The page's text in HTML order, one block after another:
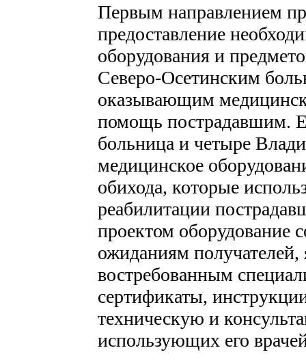
Первым направлением
предоставление
оборудования и
Северо-Осетинским
оказывающим
помощь пострадавшим.
больница и четыре
медицинское
обихода, которые
реабилитации
проектом оборудование
ожиданиям получателей,
востребованным
сертификаты,
техническую и
использующих его